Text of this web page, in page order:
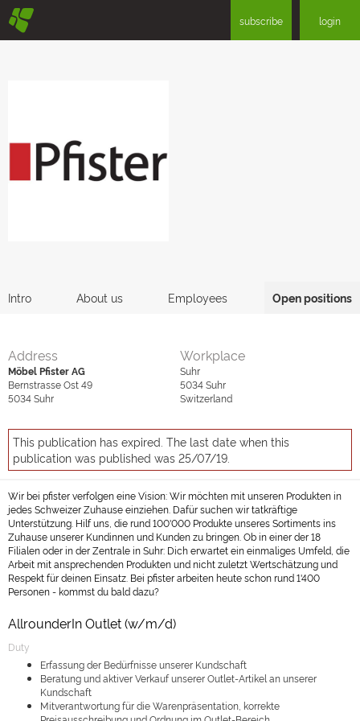
§ subscribe login
Intro About us Employees Open positions
Address
Möbel Pfister AG
Bernstrasse Ost 49
5034Suhr
Workplace
Suhr
5034Suhr
Switzerland
This publication has expired. The last date when this
publication was published was 25/07/19.
Wir bei pfister verfolgen eine Vision: Wir möchten mit unseren Produkten in
jedes Schweizer Zuhause einziehen. Dafür suchen wir tatkräftige
Unterstützung. Hilf uns, die rund 100'000 Produkte unseres Sortiments ins
Zuhause unserer Kundinnen und Kunden zu bringen. Ob in einer der 18
Filialen oder in der Zentrale in Suhr: Dich erwartet ein einmaliges Umfeld, die
Arbeit mit ansprechenden Produkten und nicht zuletzt Wertschätzung und
Respekt für deinen Einsatz. Bei pfister arbeiten heute schon rund 1'400
Personen - kommst du bald dazu?
AllrounderIn Outlet (w/m/d)
Duty
Erfassung der Bedürfnisse unserer Kundschaft
Beratung und aktiver Verkauf unserer Outlet-Artikel an unserer
Kundschaft
Mitverantwortung für die Warenpräsentation, korrekte